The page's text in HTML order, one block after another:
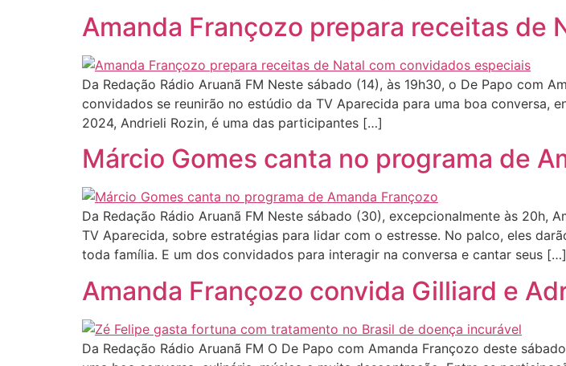
Amanda Françozo prepara receitas de
Da Redação Rádio Aruanã FM Neste sábado (14), às 19h30, o De Papo com
convidados se reunirão no estúdio da TV Aparecida para uma boa conversa,
2024, Andrieli Rozin, é uma das participantes […]
Márcio Gomes canta no programa de
Da Redação Rádio Aruanã FM Neste sábado (30), excepcionalmente às 20h,
TV Aparecida, sobre estratégias para lidar com o estresse. No palco, eles
toda família. E um dos convidados para interagir na conversa e cantar seus […]
Amanda Françozo convida Gilliard e
Da Redação Rádio Aruanã FM O De Papo com Amanda Françozo deste